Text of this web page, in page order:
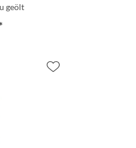
geölt